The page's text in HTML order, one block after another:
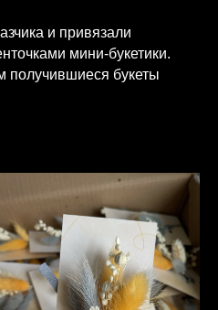
и привязали
мини-букетики.
получившиеся букеты